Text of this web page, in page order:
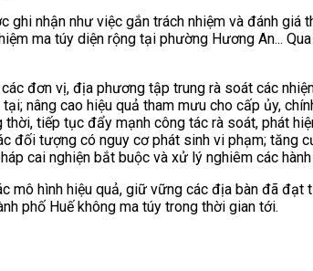
ghi nhận như việc gắn trách nhiệm và đánh giá
ma túy diện rộng tại phường Hương An...
đơn vị, địa phương tập trung rà soát các
nâng cao hiệu quả tham mưu cho cấp ủy,
tiếp tục đẩy mạnh công tác rà soát, phát
đối tượng có nguy cơ phát sinh vi phạm; tăng
cai nghiện bắt buộc và xử lý nghiêm các
mô hình hiệu quả, giữ vững các địa bàn đã đạt
phố Huế không ma túy trong thời gian tới.